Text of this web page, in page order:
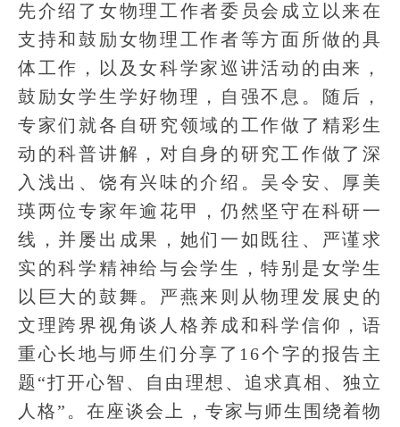
先介绍了女物理工作者委员会成立以来在
支持和鼓励女物理工作者等方面所做的具
体工作，以及女科学家巡讲活动的由来，
鼓励女学生学好物理，自强不息。随后，
专家们就各自研究领域的工作做了精彩生
动的科普讲解，对自身的研究工作做了深
入浅出、饶有兴味的介绍。吴令安、厚美
瑛两位专家年逾花甲，仍然坚守在科研一
线，并屡出成果，她们一如既往、严谨求
实的科学精神给与会学生，特别是女学生
以巨大的鼓舞。严燕来则从物理发展史的
文理跨界视角谈人格养成和科学信仰，语
重心长地与师生们分享了16个字的报告主
题“打开心智、自由理想、追求真相、独立
人格”。在座谈会上，专家与师生围绕着物